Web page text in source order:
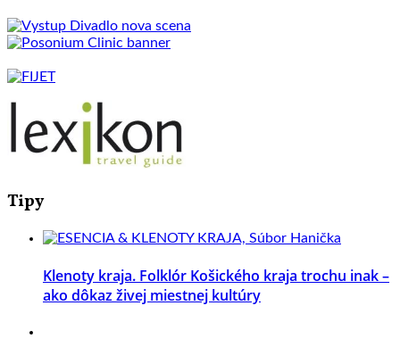
Tipy
Klenoty kraja. Folklór Košického kraja trochu inak –
ako dôkaz živej miestnej kultúry